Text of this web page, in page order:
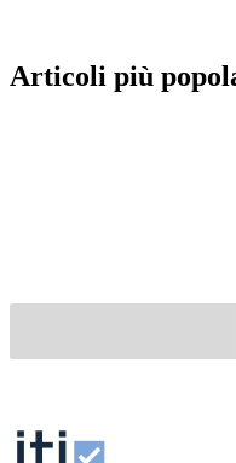
Articoli più